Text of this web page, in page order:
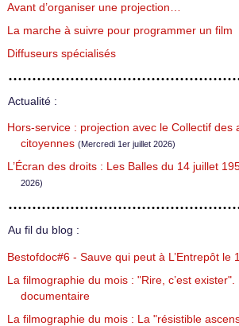
Avant d’organiser une projection…
La marche à suivre pour programmer un film
Diffuseurs spécialisés
Actualité :
Hors-service : projection avec le Collectif des
citoyennes (Mercredi 1er juillet 2026)
L’Écran des droits : Les Balles du 14 juillet
2026)
Au fil du blog :
Bestofdoc#6 - Sauve qui peut à L’Entrepôt le
La filmographie du mois : "Rire, c’est
documentaire
La filmographie du mois : La "résistible